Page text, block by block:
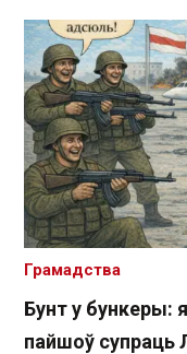
Бунт у бункеры:
пайшоў супраць
Грамадства